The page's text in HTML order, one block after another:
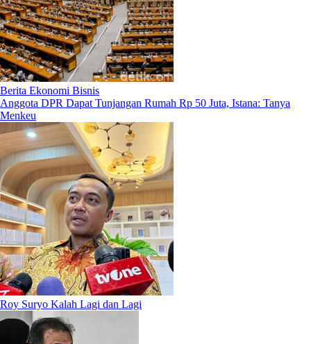
Berita Ekonomi Bisnis
Anggota DPR Dapat Tunjangan Rumah Rp 50 Juta, Istana: Tanya
Menkeu
Roy Suryo Kalah Lagi dan Lagi